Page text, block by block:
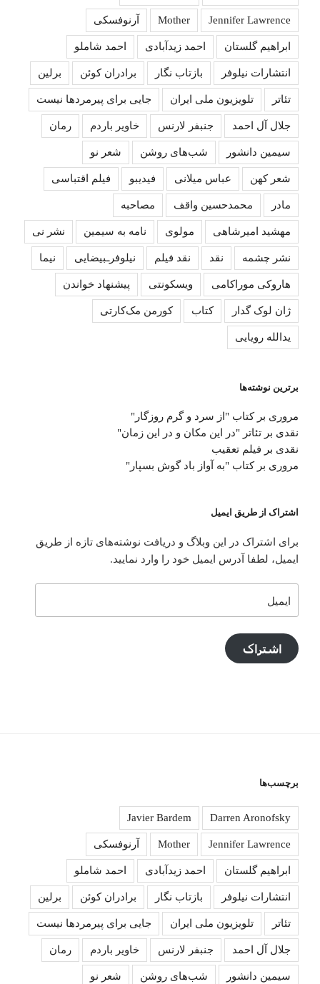
Jennifer Lawrence
Mother آرنوفسکی
ابراهیم گلستان احمد زیدآبادی احمد شاملو
انتشارات نیلوفر بازتاب نگار برادران کوئن برلین
تئاتر تلویزیون ملی ایران جایی برای پیرمردها نیست
جلال آل احمد جنبفر لارنس خاویر باردم رمان
سیمین دانشور شب‌های روشن شعر نو
شعر کهن عباس میلانی فیدیبو فیلم اقتباسی
مادر محمدحسین واقف مصاحبه
مهشید امیرشاهی مولوی نامه به سیمین نشر نی
نشر چشمه نقد نقد فیلم نیلوفرـبیضایی نیما
هاروکی موراکامی ویسکونتی پیشنهاد خواندن
ژان لوک گدار کتاب کورمن مک‌کارتی
یدالله رویایی
برترین نوشته‌ها
مروری بر کتاب "از سرد و گرم روزگار"
نقدی بر تئاتر "در این مکان و در این زمان"
نقدی بر فیلم تعقیب
مروری بر کتاب "به آواز باد گوش بسپار"
اشتراک از طریق ایمیل
برای اشتراک در این وبلاگ و دریافت نوشته‌های تازه از طریق
ایمیل، لطفا آدرس ایمیل خود را وارد نمایید.
اشتراک
برچسب‌ها
Darren Aronofsky
Javier Bardem
Jennifer Lawrence
Mother آرنوفسکی
ابراهیم گلستان احمد زیدآبادی احمد شاملو
انتشارات نیلوفر بازتاب نگار برادران کوئن برلین
تئاتر تلویزیون ملی ایران جایی برای پیرمردها نیست
جلال آل احمد جنبفر لارنس خاویر باردم رمان
سیمین دانشور شب‌های روشن شعر نو